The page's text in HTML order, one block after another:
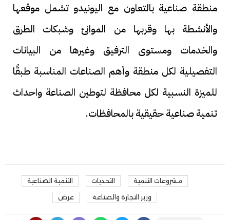
منطقة صناعية بالتعاون مع اليونيدو تشمل موقعها
والأنشطة بها وقربها من الموانئ وشبكات الطرق
والخدمات ومستوى الترفيق وغيرها من البيانات
التفصيلية لكل منطقة وأهم الصناعات المناسبة طبقًا
للميزة النسبية لكل محافظة لتوطين الصناعة واحداث
تنمية صناعية حقيقية بالمحافظات.
مشروعات التنمية التحديات التنمية الصناعية
وزير التجارة والصناعة عرض